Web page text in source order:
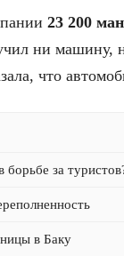
23 200
ни машину,
что
за
в Баку